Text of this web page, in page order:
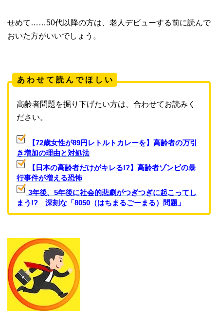
せめて……50代以降の方は、老人デビューする前に読んで
おいた方がいいでしょう。
あ わ せ て 読 ん で ほ し い
高齢者問題を掘り下げたい方は、合わせてお読みく
ださい。
【72歳女性が89円レトルトカレーを】高齢者の万引
き増加の理由と対処法
【日本の高齢者だけがキレる!?】高齢者ゾンビの暴
行事件が増える恐怖
3年後、5年後に社会的悲劇がつぎつぎに起こってし
まう!? 深刻な「8050（はちまるごーまる）問題」